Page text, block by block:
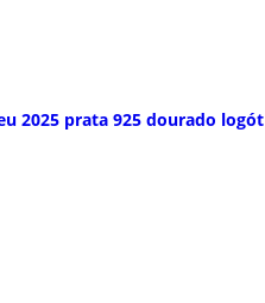
2025 prata 925 dourado